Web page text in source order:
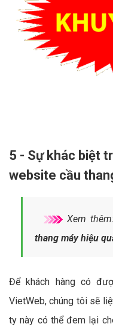
5 - Sự khác biệt
website cầu
Xem
thang máy hiệu
Để khách hàng có
VietWeb, chúng tôi sẽ
ty này có thể đem lại